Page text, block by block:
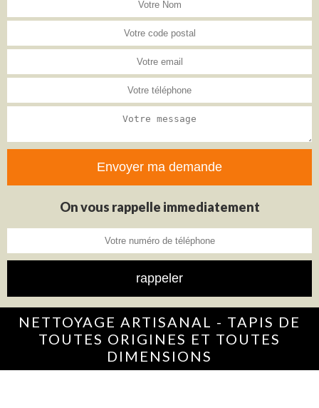
On vous rappelle immediatement
NETTOYAGE ARTISANAL - TAPIS DE
TOUTES ORIGINES ET TOUTES
DIMENSIONS